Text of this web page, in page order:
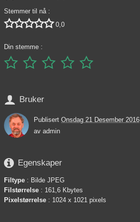
Stemmer til nå :
 0,0
Din stemme :
    
 Bruker
Publisert Onsdag 21 Desember 2016
av admin
 Egenskaper
Filtype : Bilde JPEG
Filstørrelse : 161,6 Kbytes
Pixelstørrelse : 1024 x 1021 pixels